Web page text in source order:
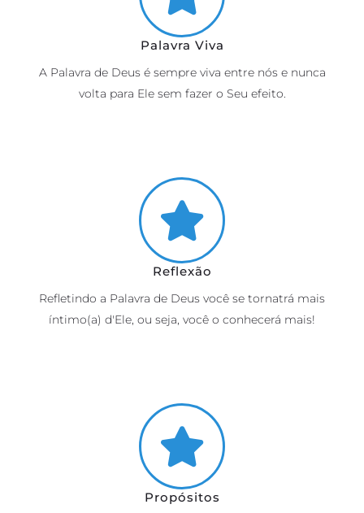
Palavra Viva
A Palavra de Deus é sempre viva entre nós e nunca
volta para Ele sem fazer o Seu efeito.
Reflexão
Refletindo a Palavra de Deus você se tornatrá mais
íntimo(a) d'Ele, ou seja, você o conhecerá mais!
Propósitos